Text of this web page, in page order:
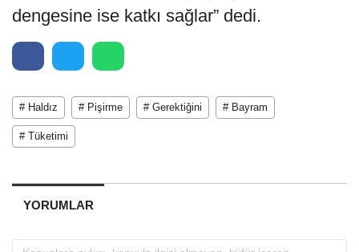
dengesine ise katkı sağlar” dedi.
# Haldız # Pişirme # Gerektiğini # Bayram
# Tüketimi
YORUMLAR